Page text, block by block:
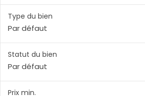
Type du bien
Par défaut
Statut du bien
Par défaut
Prix min.